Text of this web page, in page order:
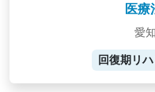
医療
愛
回復期リ